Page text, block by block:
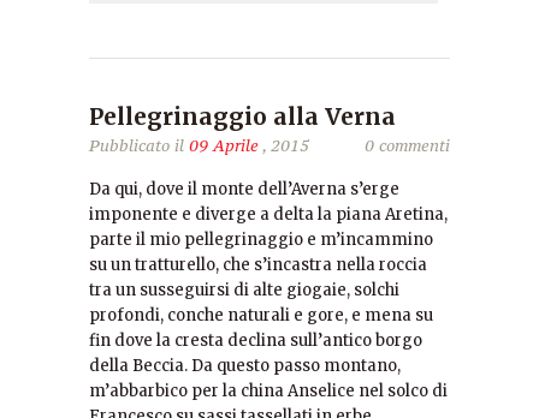
Pellegrinaggio alla Verna
Pubblicato il 09 Aprile, 2015 0 commenti
Da qui, dove il monte dell’Averna s’erge
imponente e diverge a delta la piana Aretina,
parte il mio pellegrinaggio e m’incammino
su un tratturello, che s’incastra nella roccia
tra un susseguirsi di alte giogaie, solchi
profondi, conche naturali e gore, e mena su
fin dove la cresta declina sull’antico borgo
della Beccia. Da questo passo montano,
m’abbarbico per la china Anselice nel solco di